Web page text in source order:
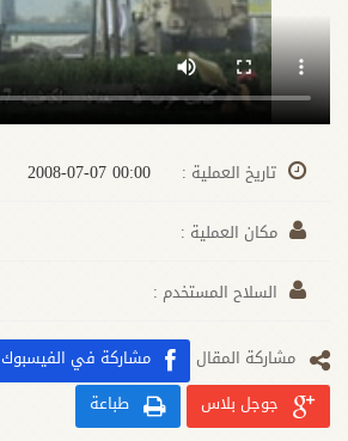
تاريخ العملية :
مكان العملية :
السلاح المستخدم :
مشارکة المقال مشاركة في الفيسبوك
جوجل بلاس
طباعة